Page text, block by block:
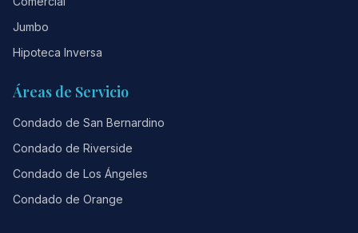
Jumbo
Hipoteca Inversa
Áreas de Servicio
Condado de San Bernardino
Condado de Riverside
Condado de Los Ángeles
Condado de Orange